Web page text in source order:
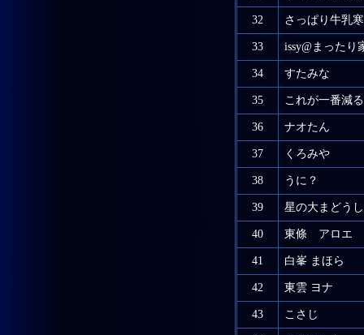
32 さっぱり牛乳
33 issy@まったり
34 すたみな
35 これが一番減
36 ナオたん
37 くろみや
38 うに？
39 星の大まどうし
40 東條 アロエ
41 白峯 まほら
42 東雲 ヨナ
43 こさじ